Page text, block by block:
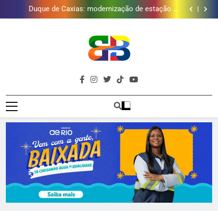
tratamento reforça abastecimento de água
Guanabara tem diversas opções de vinhos para
presentear o seu pai. Descubra como escolher o que
Gastro Samba reúne Nosso Sentimento e Gustavo
Golfe e fortalece projeto que atende 140 crianças
Duque de Caxias: modernização de estação de
tratamento reforça abastecimento de água
Guanabara tem diversas opções de vinhos para
presentear o seu pai. Descubra como escolher o que
mais combina com ele
Gastro Samba reúne Nosso Sentimento e Gustavo
Lins em Nova Iguaçu neste fim de semana
Brava
Baixada
Baixada Fluminense Em Destaque!